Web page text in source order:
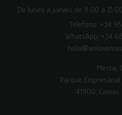
De lunes a jueves de 8:00 a
Teléfono: +34
WhatsApp: +34
Mesta,
Parque
41900, Camas